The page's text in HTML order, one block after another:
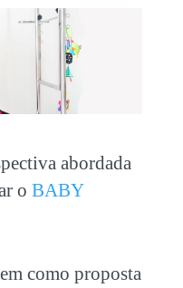
abordada
o BABY
como proposta